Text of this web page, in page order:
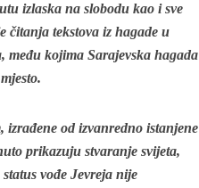
izlaska na slobodu kao i sve
čitanja tekstova iz hagade u
kojima Sarajevska hagada
izrađene od izvanredno istanjene
prikazuju stvaranje svijeta,
vođe Jevreja nije